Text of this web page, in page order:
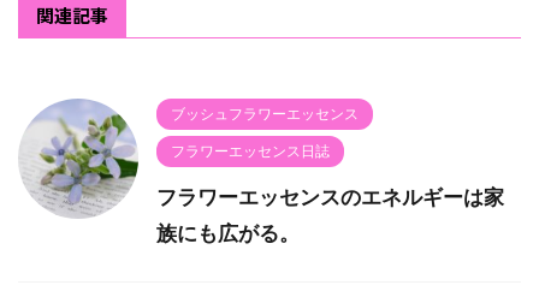
関連記事
ブッシュフラワーエッセンス
フラワーエッセンス日誌
フラワーエッセンスのエネルギーは家
族にも広がる。